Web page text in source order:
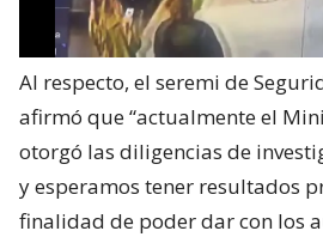
Al respecto, el seremi de
afirmó que “actualmente el
otorgó las diligencias de
y esperamos tener resultados
finalidad de poder dar con los